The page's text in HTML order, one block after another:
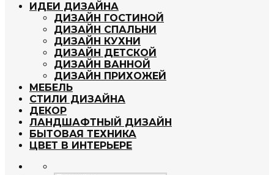
ИДЕИ ДИЗАЙНА
ДИЗАЙН ГОСТИНОЙ
ДИЗАЙН СПАЛЬНИ
ДИЗАЙН КУХНИ
ДИЗАЙН ДЕТСКОЙ
ДИЗАЙН ВАННОЙ
ДИЗАЙН ПРИХОЖЕЙ
МЕБЕЛЬ
СТИЛИ ДИЗАЙНА
ДЕКОР
ЛАНДШАФТНЫЙ ДИЗАЙН
БЫТОВАЯ ТЕХНИКА
ЦВЕТ В ИНТЕРЬЕРЕ